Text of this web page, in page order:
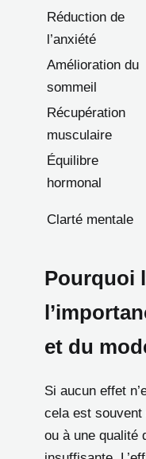
Réduction de
l’anxiété
Amélioration du
sommeil
Récupération
musculaire
Équilibre
hormonal
Clarté mentale
Pourquoi
et du
Si aucun effet
cela est souvent
ou à une qualité